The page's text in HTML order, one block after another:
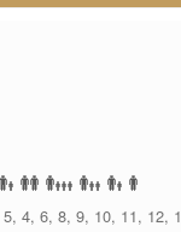
4, 6, 8, 9, 10, 11, 12,